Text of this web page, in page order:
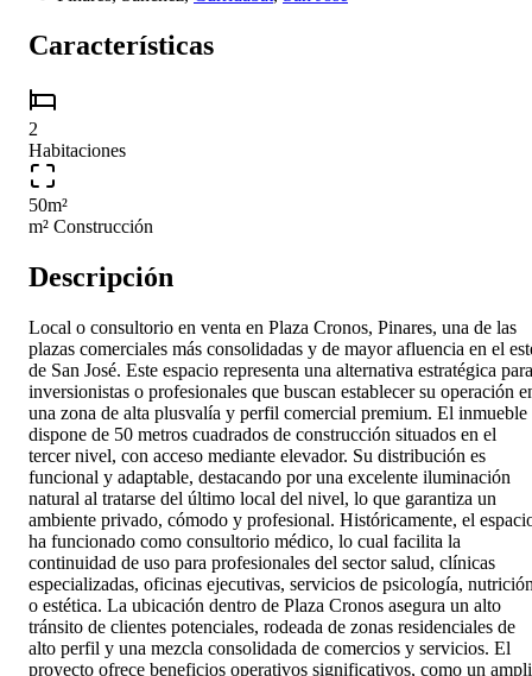
Características
2
Habitaciones
50m²
m² Construcción
Descripción
Local o consultorio en venta en Plaza Cronos, Pinares, una de las
plazas comerciales más consolidadas y de mayor afluencia en el
de San José. Este espacio representa una alternativa estratégica para
inversionistas o profesionales que buscan establecer su operación
una zona de alta plusvalía y perfil comercial premium. El inmueble
dispone de 50 metros cuadrados de construcción situados en el
tercer nivel, con acceso mediante elevador. Su distribución es
funcional y adaptable, destacando por una excelente iluminación
natural al tratarse del último local del nivel, lo que garantiza un
ambiente privado, cómodo y profesional. Históricamente, el
ha funcionado como consultorio médico, lo cual facilita la
continuidad de uso para profesionales del sector salud, clínicas
especializadas, oficinas ejecutivas, servicios de psicología,
o estética. La ubicación dentro de Plaza Cronos asegura un alto
tránsito de clientes potenciales, rodeada de zonas residenciales de
alto perfil y una mezcla consolidada de comercios y servicios. El
proyecto ofrece beneficios operativos significativos, como un